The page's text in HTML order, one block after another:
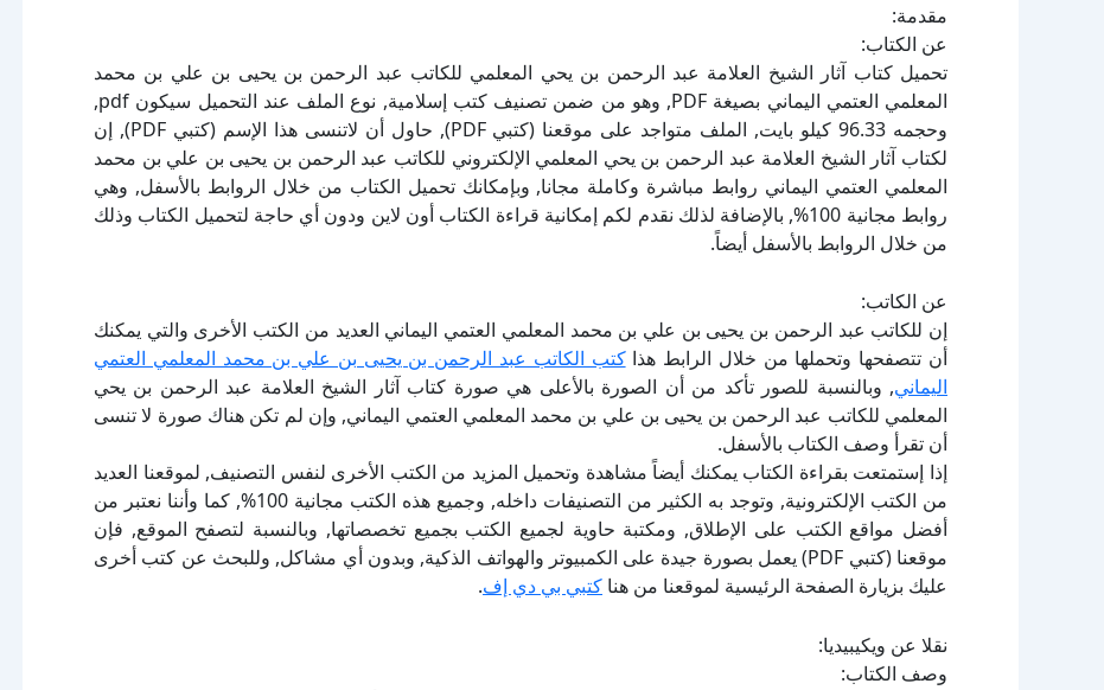
مقدمة:
عن الكتاب:
تحميل كتاب آثار الشيخ العلامة عبد الرحمن بن يحي المعلمي للكاتب عبد الرحمن بن يحيى بن علي بن محمد
المعلمي العتمي اليماني بصيغة PDF, وهو من ضمن تصنيف كتب إسلامية, نوع الملف عند التحميل سيكون pdf,
وحجمه 96.33 كيلو بايت, الملف متواجد على موقعنا (كتبي PDF), حاول أن لاتنسى هذا الإسم (كتبي PDF), إن
لكتاب آثار الشيخ العلامة عبد الرحمن بن يحي المعلمي الإلكتروني للكاتب عبد الرحمن بن يحيى بن علي بن محمد
المعلمي العتمي اليماني روابط مباشرة وكاملة مجانا, وبإمكانك تحميل الكتاب من خلال الروابط بالأسفل, وهي
روابط مجانية 100%, بالإضافة لذلك نقدم لكم إمكانية قراءة الكتاب أون لاين ودون أي حاجة لتحميل الكتاب وذلك
من خلال الروابط بالأسفل أيضاً.
عن الكاتب:
إن للكاتب عبد الرحمن بن يحيى بن علي بن محمد المعلمي العتمي اليماني العديد من الكتب الأخرى والتي يمكنك
أن تتصفحها وتحملها من خلال الرابط هذاكتب الكاتب عبد الرحمن بن يحيى بن علي بن محمد المعلمي العتمي
اليماني, وبالنسبة للصور تأكد من أن الصورة بالأعلى هي صورة كتاب آثار الشيخ العلامة عبد الرحمن بن يحي
المعلمي للكاتب عبد الرحمن بن يحيى بن علي بن محمد المعلمي العتمي اليماني, وإن لم تكن هناك صورة لا تنسى
أن تقرأ وصف الكتاب بالأسفل.
إذا إستمتعت بقراءة الكتاب يمكنك أيضاً مشاهدة وتحميل المزيد من الكتب الأخرى لنفس التصنيف, لموقعنا العديد
من الكتب الإلكترونية, وتوجد به الكثير من التصنيفات داخله, وجميع هذه الكتب مجانية 100%, كما وأننا نعتبر من
أفضل مواقع الكتب على الإطلاق, ومكتبة حاوية لجميع الكتب بجميع تخصصاتها, وبالنسبة لتصفح الموقع, فإن
موقعنا (كتبي PDF) يعمل بصورة جيدة على الكمبيوتر والهواتف الذكية, وبدون أي مشاكل, وللبحث عن كتب أخرى
عليك بزيارة الصفحة الرئيسية لموقعنا من هنا كتبي بي دي إف.
نقلا عن ويكيبيديا:
وصف الكتاب: